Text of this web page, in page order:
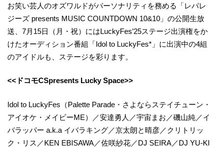
お笑い芸人のオズワルドがパーソナリティを務める「レバレ
ジーズ presents MUSIC COUNTDOWN 10&10」の公開生放
送、7月15日（月・祝）にはLuckyFes’25ステージ出演権をか
けたオーディション番組「Idol to LuckyFes*」に出演中の4組
のアイドルも、ステージを彩ります。
<<ドコモCSpresents Lucky Space>>
Idol to LuckyFes（Palette Parade・さよならステイチューン・
アイオケ・メイビーME）／安達勇人／宇宙まお／磯山純／イ
バラッパー a.k.a イバラキング／京太朗と晴彦／クリトリッ
ク・リス／KEN EBISAWA／佐咲紗花／DJ SEIRA／DJ YU-KI